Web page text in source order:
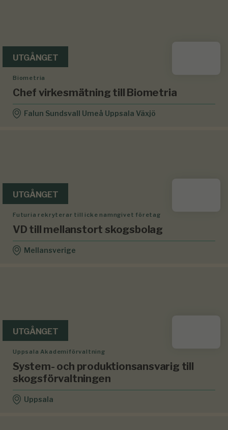
UTGÅNGET
Biometria
Chef virkesmätning till Biometria
Falun Sundsvall Umeå Uppsala Växjö
UTGÅNGET
Futuria rekryterar till icke namngivet företag
VD till mellanstort skogsbolag
Mellansverige
UTGÅNGET
Uppsala Akademiförvaltning
System- och produktionsansvarig till
skogsförvaltningen
Uppsala